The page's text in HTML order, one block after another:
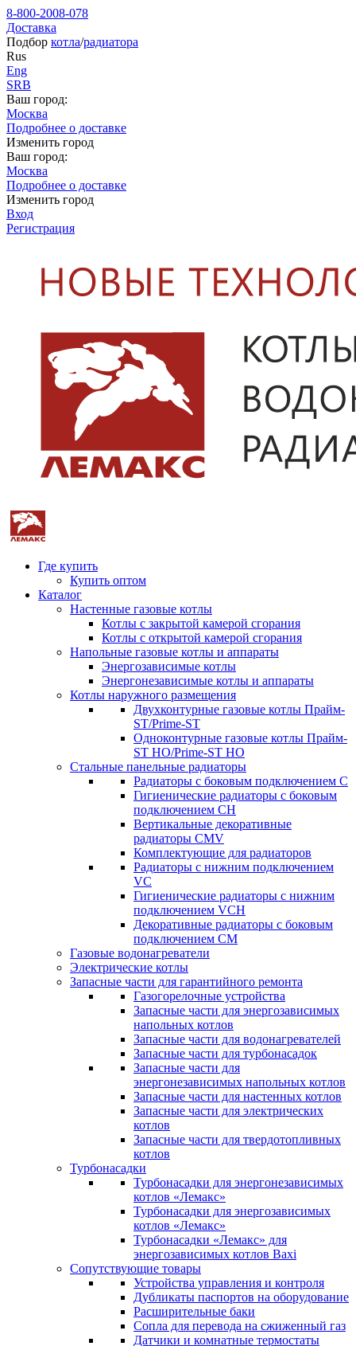
8-800-2008-078
Доставка
Подбор котла/радиатора
Rus
Eng
SRB
Ваш город:
Москва
Подробнее о доставке
Изменить город
Ваш город:
Москва
Подробнее о доставке
Изменить город
Вход
Регистрация
Где купить
Купить оптом
Каталог
Настенные газовые котлы
Котлы с закрытой камерой сгорания
Котлы с открытой камерой сгорания
Напольные газовые котлы и аппараты
Энергозависимые котлы
Энергонезависимые котлы и аппараты
Котлы наружного размещения
Двухконтурные газовые котлы Прайм-
ST/Prime-ST
Одноконтурные газовые котлы Прайм-
ST HO/Prime-ST HO
Стальные панельные радиаторы
Радиаторы c боковым подключением C
Гигиенические радиаторы c боковым
подключением CH
Вертикальные декоративные
радиаторы CMV
Комплектующие для радиаторов
Радиаторы c нижним подключением
VC
Гигиенические радиаторы c нижним
подключением VCH
Декоративные радиаторы с боковым
подключением CM
Газовые водонагреватели
Электрические котлы
Запасные части для гарантийного ремонта
Газогорелочные устройства
Запасные части для энергозависимых
напольных котлов
Запасные части для водонагревателей
Запасные части для турбонасадок
Запасные части для
энергонезависимых напольных котлов
Запасные части для настенных котлов
Запасные части для электрических
котлов
Запасные части для твердотопливных
котлов
Турбонасадки
Турбонасадки для энергонезависимых
котлов «Лемакс»
Турбонасадки для энергозависимых
котлов «Лемакс»
Турбонасадки «Лемакс» для
энергозависимых котлов Baxi
Сопутствующие товары
Устройства управления и контроля
Дубликаты паспортов на оборудование
Расширительные баки
Сопла для перевода на сжиженный газ
Датчики и комнатные термостаты